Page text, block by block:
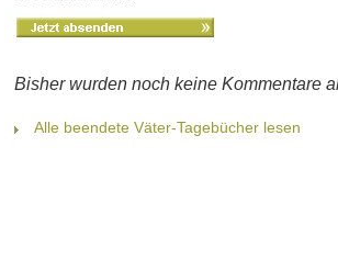
Bisher wurden noch keine Kommentare
Alle beendete Väter-Tagebücher lesen